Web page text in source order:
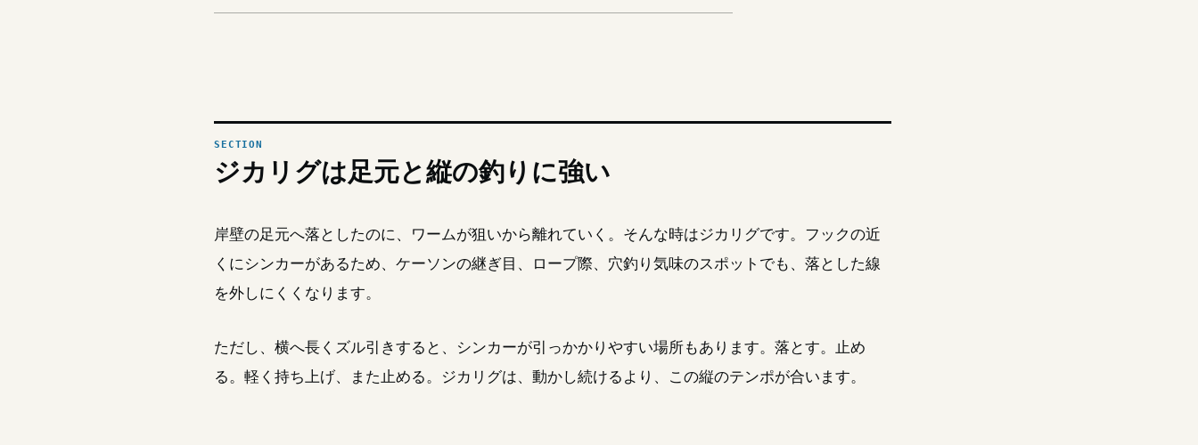
ジカリグは足元と縦の釣りに強い
岸壁の足元へ落としたのに、ワームが狙いから離れていく。そんな時はジカリグです。フックの近
くにシンカーがあるため、ケーソンの継ぎ目、ロープ際、穴釣り気味のスポットでも、落とした線
を外しにくくなります。
ただし、横へ長くズル引きすると、シンカーが引っかかりやすい場所もあります。落とす。止め
る。軽く持ち上げ、また止める。ジカリグは、動かし続けるより、この縦のテンポが合います。